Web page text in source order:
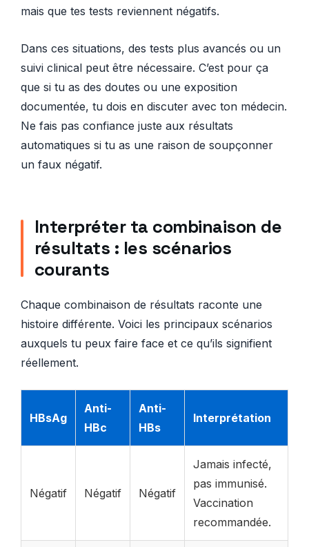
mais que tes tests reviennent négatifs.
Dans ces situations, des tests plus avancés ou un
suivi clinical peut être nécessaire. C’est pour ça
que si tu as des doutes ou une exposition
documentée, tu dois en discuter avec ton médecin.
Ne fais pas confiance juste aux résultats
automatiques si tu as une raison de soupçonner
un faux négatif.
Interpréter ta combinaison de
résultats : les scénarios
courants
Chaque combinaison de résultats raconte une
histoire différente. Voici les principaux scénarios
auxquels tu peux faire face et ce qu’ils signifient
réellement.
HBsAg
Anti-
HBc
Anti-
HBs
Interprétation
Négatif Négatif Négatif
Jamais infecté,
pas immunisé.
Vaccination
recommandée.